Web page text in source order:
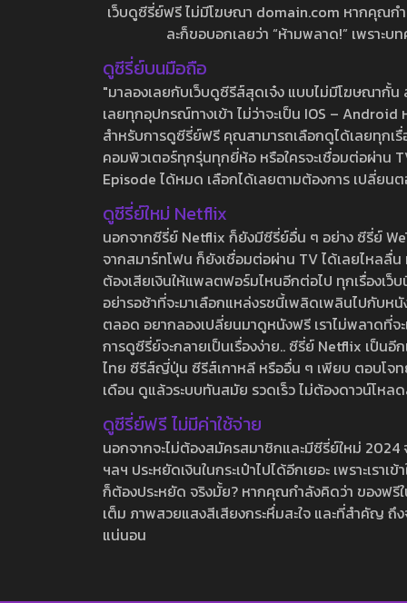
เว็บดูซีรี่ย์ฟรี ไม่มีโฆษณา domain.com หากคุณก
ละก็ขอบอกเลยว่า “ห้ามพลาด!” เพราะ
ดูซีรี่ย์บนมือถือ
"มาลองเลยกับเว็บดูซีรีส์สุดเจ๋ง แบบไม่มีโฆษณากั้
เลยทุกอุปกรณ์ทางเข้า ไม่ว่าจะเป็น IOS –
สำหรับการดูซีรี่ย์ฟรี คุณสามารถเลือกดูได้เลยทุกเ
คอมพิวเตอร์ทุกรุ่นทุกยี่ห้อ หรือใครจะเชื่อมต่อผ่าน
Episode ได้หมด เลือกได้เลยตามต้องการ เปลี่ยน
ดูซีรี่ย์ใหม่ Netflix
นอกจากซีรี่ย์ Netflix ก็ยังมีซีรี่ย์อื่น ๆ อย่าง ซีรี่ย์
จากสมาร์ทโฟน ก็ยังเชื่อมต่อผ่าน TV ได้เลยไหลลื่
ต้องเสียเงินให้แพลตฟอร์มไหนอีกต่อไป ทุกเรื่องเว็
อย่ารอช้าที่จะมาเลือกแหล่งรชนี้เพลิดเพลินไปกับห
ตลอด อยากลองเปลี่ยนมาดูหนังฟรี เราไม่พลาดที่
การดูซีรี่ย์จะกลายเป็นเรื่องง่าย.. ซีรี่ย์ Netflix เป็น
ไทย ซีรีส์ญี่ปุ่น ซีรีส์เกาหลี หรืออื่น ๆ เพียบ ตอบโจท
เดือน ดูแล้วระบบทันสมัย รวดเร็ว ไม่ต้องดาวน์โห
ดูซีรี่ย์ฟรี ไม่มีค่าใช้จ่าย
นอกจากจะไม่ต้องสมัครสมาชิกและมีซีรี่ย์ใหม่
ฯลฯ ประหยัดเงินในกระเป๋าไปได้อีกเยอะ เพราะเร
ก็ต้องประหยัด จริงมั้ย? หากคุณกำลังคิดว่า ของฟ
เต็ม ภาพสวยแสงสีเสียงกระหึ่มสะใจ และที่สำคัญ
แน่นอน